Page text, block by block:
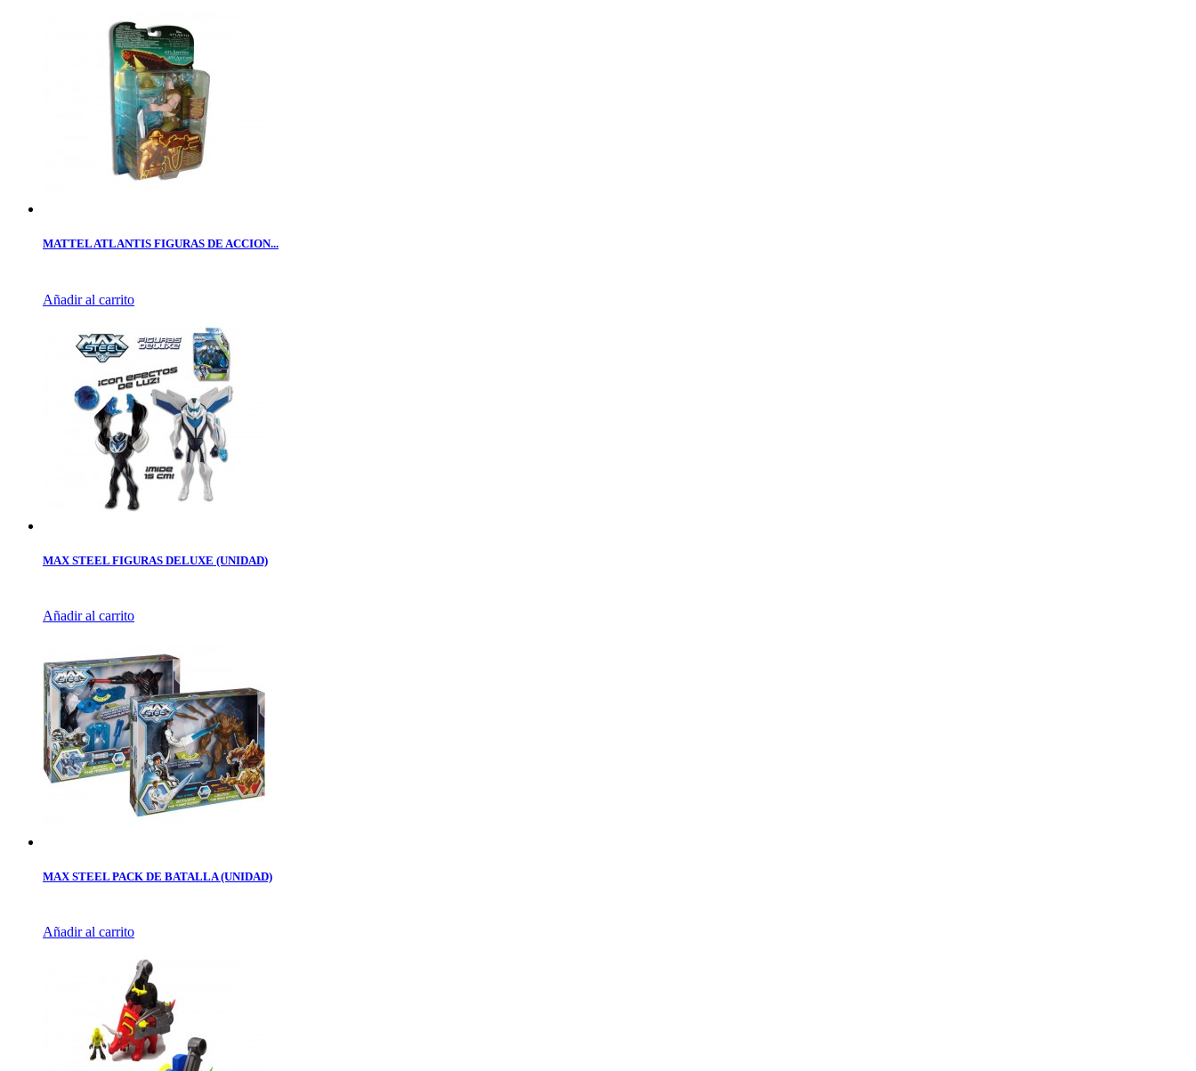
MATTEL ATLANTIS FIGURAS DE ACCION...
Añadir al carrito
MAX STEEL FIGURAS DELUXE (UNIDAD)
Añadir al carrito
MAX STEEL PACK DE BATALLA (UNIDAD)
Añadir al carrito